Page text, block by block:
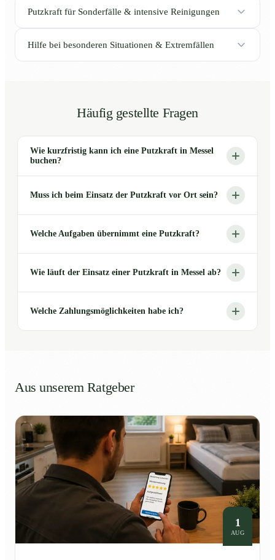
Putzkraft für Sonderfälle & intensive Reinigungen
Hilfe bei besonderen Situationen & Extremfällen
Häufig gestellte Fragen
Wie kurzfristig kann ich eine Putzkraft in Messel
buchen?
Muss ich beim Einsatz der Putzkraft vor Ort sein?
Welche Aufgaben übernimmt eine Putzkraft?
Wie läuft der Einsatz einer Putzkraft in Messel ab?
Welche Zahlungsmöglichkeiten habe ich?
Aus unserem Ratgeber
1
AUG